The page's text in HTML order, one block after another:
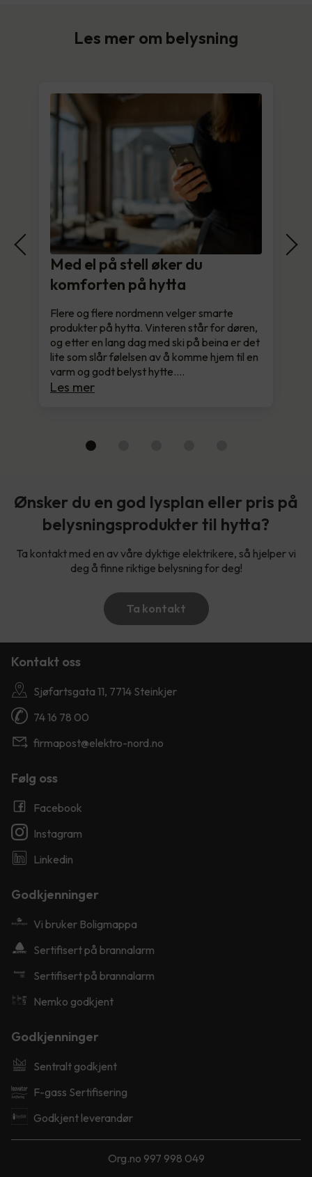
Les mer om belysning
Med el på stell øker du
komforten på hytta
Flere og flere nordmenn velger smarte
produkter på hytta. Vinteren står for døren,
og etter en lang dag med ski på beina er det
lite som slår følelsen av å komme hjem til en
varm og godt belyst hytte.…
Les mer
Ønsker du en god lysplan eller pris på
belysningsprodukter til hytta?
Ta kontakt med en av våre dyktige elektrikere, så hjelper vi
deg å finne riktige belysning for deg!
Ta kontakt
Kontakt oss
Sjøfartsgata 11, 7714 Steinkjer
74 16 78 00
firmapost@elektro-nord.no
Følg oss
Facebook
Instagram
Linkedin
Godkjenninger
Vi bruker Boligmappa
Sertifisert på brannalarm
Sertifisert på brannalarm
Nemko godkjent
Godkjenninger
Sentralt godkjent
F-gass Sertifisering
Godkjent leverandør
Org.no 997 998 049